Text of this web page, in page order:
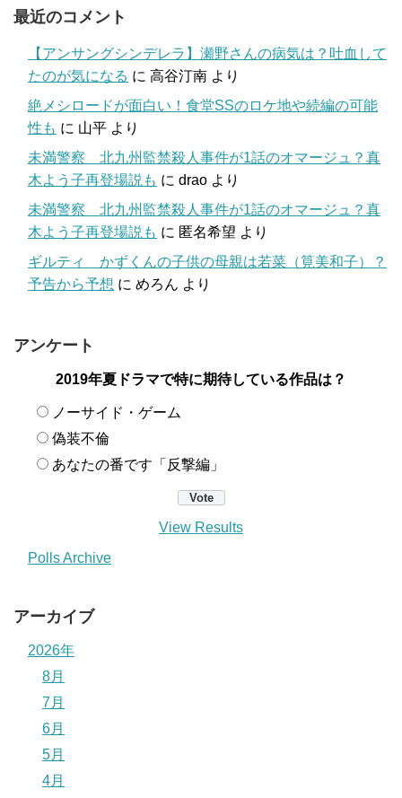
最近のコメント
【アンサングシンデレラ】瀬野さんの病気は？吐血して
たのが気になる に 高谷汀南 より
絶メシロードが面白い！食堂SSのロケ地や続編の可能
性も に 山平 より
未満警察 北九州監禁殺人事件が1話のオマージュ？真
木よう子再登場説も に drao より
未満警察 北九州監禁殺人事件が1話のオマージュ？真
木よう子再登場説も に 匿名希望 より
ギルティ かずくんの子供の母親は若菜（筧美和子）？
予告から予想 に めろん より
アンケート
2019年夏ドラマで特に期待している作品は？
ノーサイド・ゲーム
偽装不倫
あなたの番です「反撃編」
View Results
Polls Archive
アーカイブ
2026年
8月
7月
6月
5月
4月